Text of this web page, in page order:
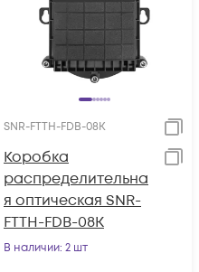
SNR-FTTH-FDB-08K
Коробка
распределительна
я оптическая SNR-
FTTH-FDB-08K
В наличии: 2 шт